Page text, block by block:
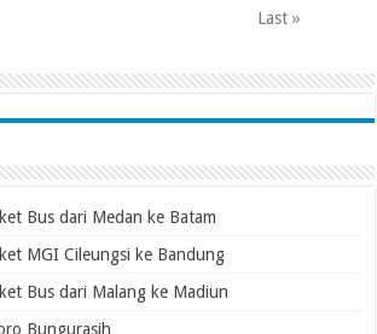
Last »
Bus dari Medan ke Batam
MGI Cileungsi ke Bandung
Bus dari Malang ke Madiun
Bungurasih